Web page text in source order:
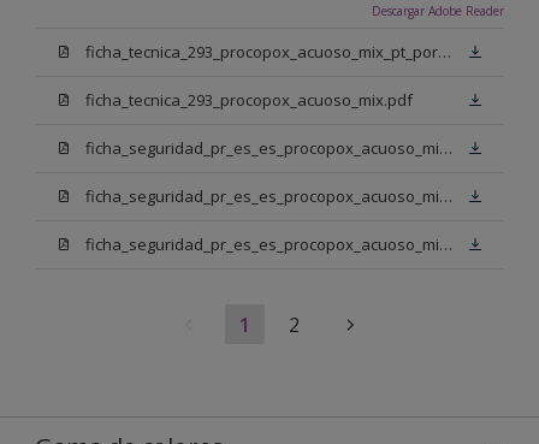
Descargar Adobe Reader
ficha_tecnica_293_procopox_acuoso_mix_pt_portugal.pdf
ficha_tecnica_293_procopox_acuoso_mix.pdf
ficha_seguridad_pr_es_es_procopox_acuoso_mix_bb.pdf
ficha_seguridad_pr_es_es_procopox_acuoso_mix_bm.pdf
ficha_seguridad_pr_es_es_procopox_acuoso_mix_bn.pdf
1 2